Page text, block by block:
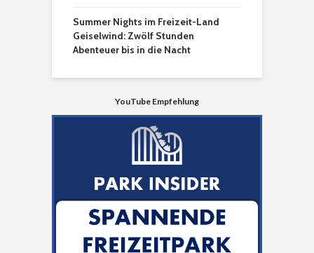
Summer Nights im Freizeit-Land
Geiselwind: Zwölf Stunden
Abenteuer bis in die Nacht
YouTube Empfehlung